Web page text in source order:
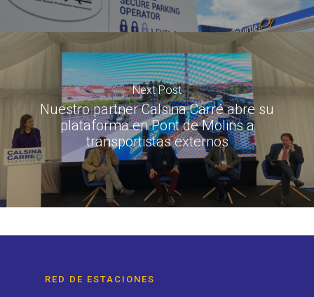
Next Post
Nuestro partner Calsina Carré abre su
plataforma en Pont de Molins a
transportistas externos
RED DE ESTACIONES